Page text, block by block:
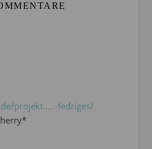
projekt.....-fedriges/